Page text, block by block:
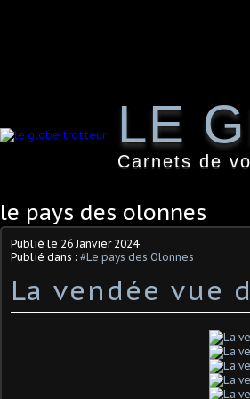
LE
Carnets de
le pays des olonnes
Publié le 26 Janvier 2024
Publié dans : #Le pays des Olonnes
La vendée vue